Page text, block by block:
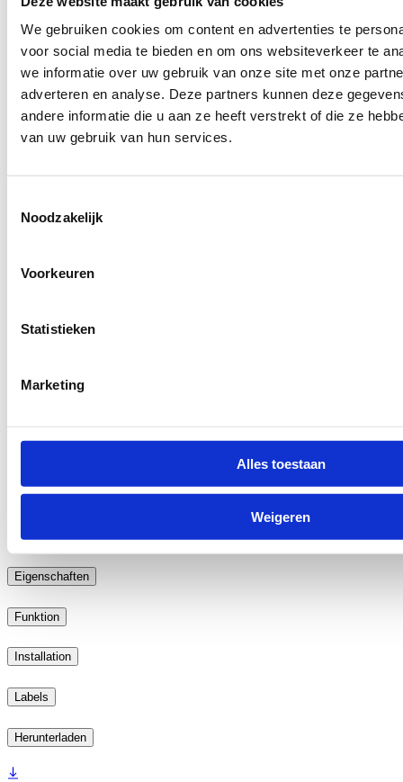
We gebruiken cookies om content en advertenties te
voor social media te bieden en om ons websiteverkeer te
we informatie over uw gebruik van onze site met onze
adverteren en analyse. Deze partners kunnen deze
andere informatie die u aan ze heeft verstrekt of die ze
van uw gebruik van hun services.
Noodzakelijk
Voorkeuren
Statistieken
Marketing
Alles toestaan
Weigeren
Kostenloses Muster in den Warenkorb legen
Kostenlose Musterkarte in den Warenkorb legen
Alle Tilable Images (Low-Res) herunterladen
Eigenschaften
Funktion
Installation
Labels
Herunterladen